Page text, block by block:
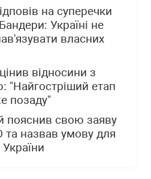
на суперечки
Україні не
власних
відносини з
"Найгостріший етап
позаду"
пояснив свою заяву
назвав умову для